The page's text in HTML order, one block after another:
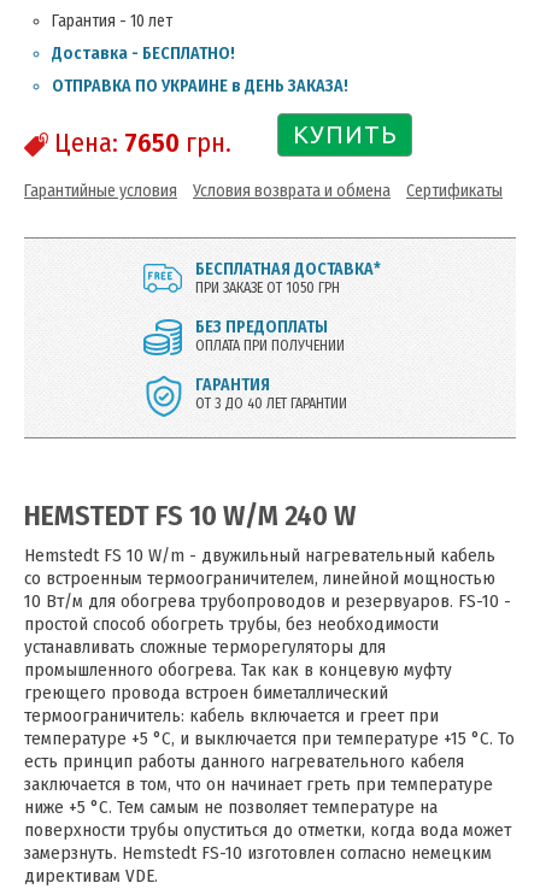
Гарантия - 10 лет
Доставка - БЕСПЛАТНО!
ОТПРАВКА ПО УКРАИНЕ в ДЕНЬ ЗАКАЗА!
Цена: 7650 грн. КУПИТЬ
Гарантийные условия Условия возврата и обмена Сертификаты
БЕСПЛАТНАЯ ДОСТАВКА*
ПРИ ЗАКАЗЕ ОТ 1050 ГРН
БЕЗ ПРЕДОПЛАТЫ
ОПЛАТА ПРИ ПОЛУЧЕНИИ
ГАРАНТИЯ
ОТ 3 ДО 40 ЛЕТ ГАРАНТИИ
HEMSTEDT FS 10 W/M 240 W
Hemstedt FS 10 W/m - двужильный нагревательный кабель
со встроенным термоограничителем, линейной мощностью
10 Вт/м для обогрева трубопроводов и резервуаров. FS-10 -
простой способ обогреть трубы, без необходимости
устанавливать сложные терморегуляторы для
промышленного обогрева. Так как в концевую муфту
греющего провода встроен биметаллический
термоограничитель: кабель включается и греет при
температуре +5 °C, и выключается при температуре +15 °C. То
есть принцип работы данного нагревательного кабеля
заключается в том, что он начинает греть при температуре
ниже +5 °C. Тем самым не позволяет температуре на
поверхности трубы опуститься до отметки, когда вода может
замерзнуть. Hemstedt FS-10 изготовлен согласно немецким
директивам VDE.